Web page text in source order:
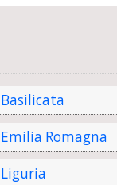
Basilicata
Emilia Romagna
Liguria